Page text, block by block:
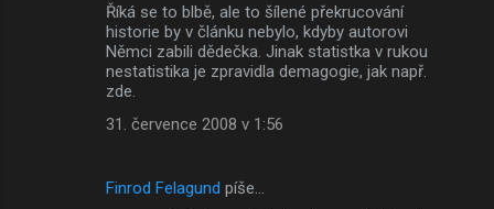
Říká se to blbě, ale to šílené překrucování
historie by v článku nebylo, kdyby autorovi
Němci zabili dědečka. Jinak statistka v rukou
nestatistika je zpravidla demagogie, jak např.
zde.
31. července 2008 v 1:56
Finrod Felagund píše…